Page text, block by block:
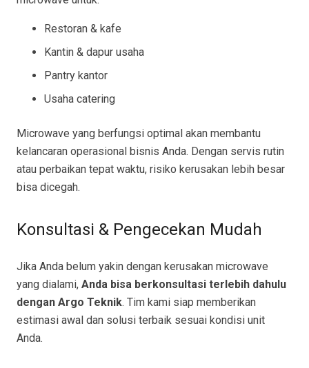
Restoran & kafe
Kantin & dapur usaha
Pantry kantor
Usaha catering
Microwave yang berfungsi optimal akan membantu
kelancaran operasional bisnis Anda. Dengan servis rutin
atau perbaikan tepat waktu, risiko kerusakan lebih besar
bisa dicegah.
Konsultasi & Pengecekan Mudah
Jika Anda belum yakin dengan kerusakan microwave
yang dialami, Anda bisa berkonsultasi terlebih dahulu
dengan Argo Teknik. Tim kami siap memberikan
estimasi awal dan solusi terbaik sesuai kondisi unit
Anda.